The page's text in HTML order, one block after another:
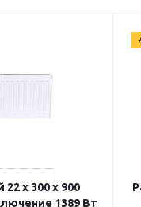
х 300 х 900
1389 Вт